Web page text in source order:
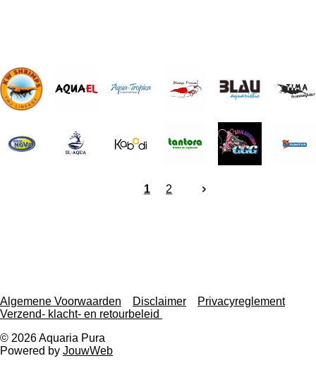
1 2
Algemene Voorwaarden Disclaimer
Privacyreglement
Verzend- klacht- en retourbeleid
© 2026 Aquaria Pura
Powered by JouwWeb